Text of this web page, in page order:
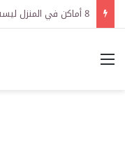
8 أماكن في المنزل ليست آمنة لحفظ النقود
القائمة